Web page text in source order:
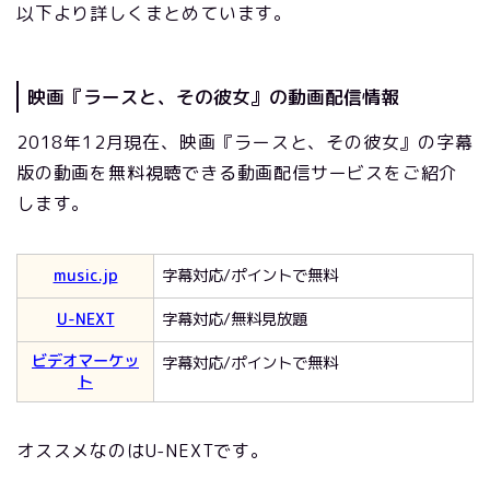
以下より詳しくまとめています。
映画『ラースと、その彼女』の動画配信情報
2018年12月現在、映画『ラースと、その彼女』の字幕
版の動画を無料視聴できる動画配信サービスをご紹介
します。
music.jp
字幕対応/ポイントで無料
U-NEXT
字幕対応/無料見放題
ビデオマーケッ
ト
字幕対応/ポイントで無料
オススメなのはU-NEXTです。